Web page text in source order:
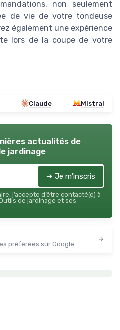
non seulement
de vie de votre tondeuse
également une expérience
lors de la coupe de votre
Claude Mistral
actualités de
jardinage
➔ Je m'inscris
j’accepte d’être contacté(e) à
de jardinage et ses
préférées sur Google